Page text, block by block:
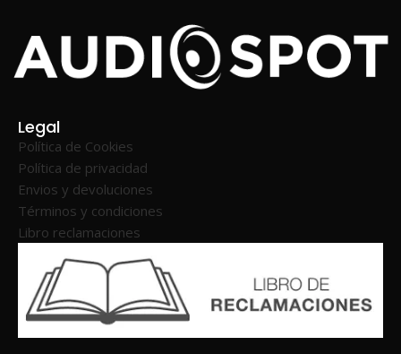
Legal
Política de Cookies
Política de privacidad
Envios y devoluciones
Términos y condiciones
Libro reclamaciones